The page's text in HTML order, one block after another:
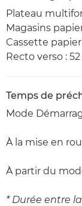
Plateau
Magasins
Cassette papier
Recto verso :
Temps de
Mode
À la mise en
À partir du
* Durée entre